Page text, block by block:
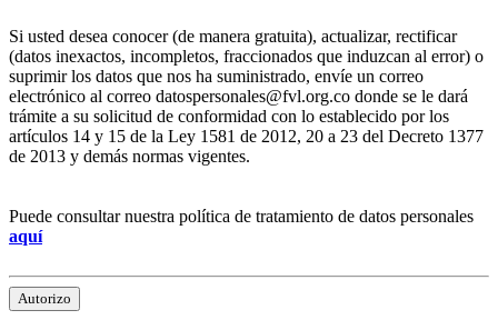
Si usted desea conocer (de manera gratuita), actualizar, rectificar
(datos inexactos, incompletos, fraccionados que induzcan al error) o
suprimir los datos que nos ha suministrado, envíe un correo
electrónico al correo datospersonales@fvl.org.co donde se le dará
trámite a su solicitud de conformidad con lo establecido por los
artículos 14 y 15 de la Ley 1581 de 2012, 20 a 23 del Decreto 1377
de 2013 y demás normas vigentes.
Puede consultar nuestra política de tratamiento de datos personales
aquí
Autorizo